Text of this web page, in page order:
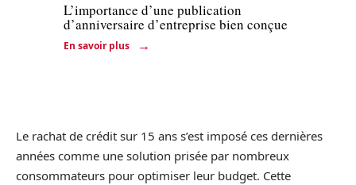
L’importance d’une publication
d’anniversaire d’entreprise bien conçue
En savoir plus
Le rachat de crédit sur 15 ans s’est imposé ces dernières
années comme une solution prisée par nombreux
consommateurs pour optimiser leur budget. Cette